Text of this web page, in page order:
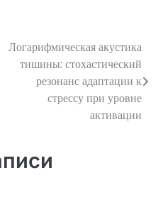
Логарифмическая акустика
тишины: стохастический
резонанс адаптации к
стрессу при уровне
активации